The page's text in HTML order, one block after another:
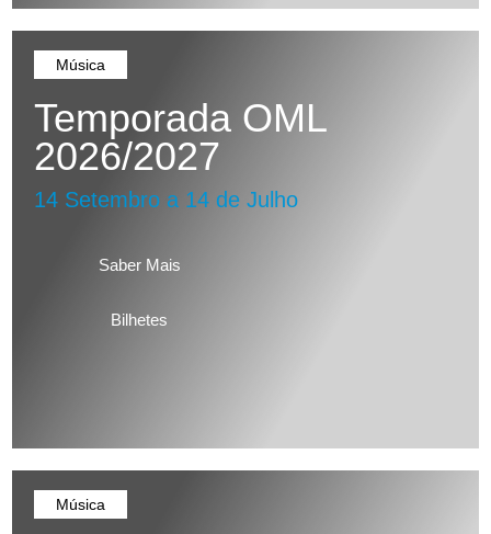
Música
Temporada OML
2026/2027
14 Setembro a 14 de Julho
Saber Mais
Bilhetes
Música